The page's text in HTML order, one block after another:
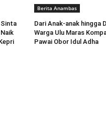
Berita Anambas
Dari Anak-anak hingga
Warga Ulu Maras
Pawai Obor Idul Adha